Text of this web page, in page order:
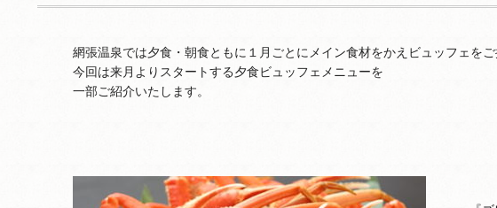
網張温泉では夕食・朝食ともに１月ごとにメイン食材をかえビュッフェをご
今回は来月よりスタートする夕食ビュッフェメニューを
一部ご紹介いたします。